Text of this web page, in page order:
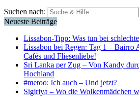
Suchen nach:
Neueste Beiträge
Lissabon-Tipp: Was tun bei
Lissabon bei Regen: Tag 1 – Bairro
Cafés und Fliesenliebe!
Sri Lanka per Zug – Von Kandy
Hochland
#metoo: Ich auch – Und jetzt?
Sigiriya – Wo die Wolkenmädchen